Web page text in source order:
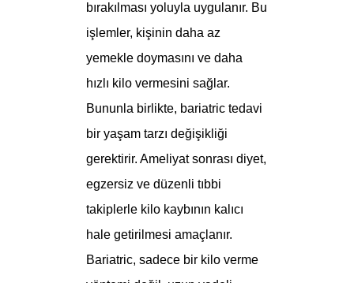
bırakılması yoluyla uygulanır. Bu
işlemler, kişinin daha az
yemekle doymasını ve daha
hızlı kilo vermesini sağlar.
Bununla birlikte, bariatric tedavi
bir yaşam tarzı değişikliği
gerektirir. Ameliyat sonrası diyet,
egzersiz ve düzenli tıbbi
takiplerle kilo kaybının kalıcı
hale getirilmesi amaçlanır.
Bariatric, sadece bir kilo verme